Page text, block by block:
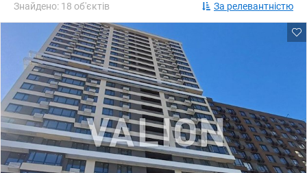
Знайдено: 18 об'єктів За релевантністю